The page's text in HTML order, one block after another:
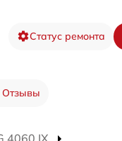
Статус ремонта
Отзывы
4060 IX